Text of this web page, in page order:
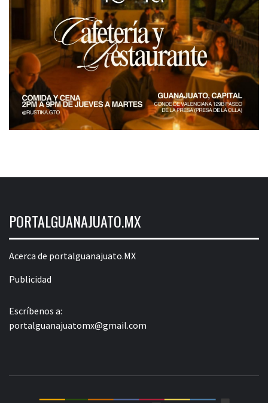
PORTALGUANAJUATO.MX
Acerca de portalguanajuato.MX
Publicidad
Escríbenos a:
portalguanajuatomx@gmail.com